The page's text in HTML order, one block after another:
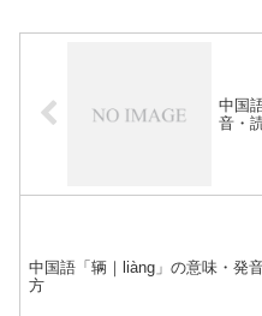
中国
音・
中国語「辆｜liàng」の意味・発
方